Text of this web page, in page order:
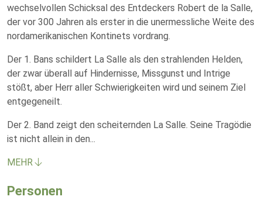
wechselvollen Schicksal des Entdeckers Robert de la Salle,
der vor 300 Jahren als erster in die unermessliche Weite des
nordamerikanischen Kontinets vordrang.
Der 1. Bans schildert La Salle als den strahlenden Helden,
der zwar überall auf Hindernisse, Missgunst und Intrige
stößt, aber Herr aller Schwierigkeiten wird und seinem Ziel
entgegeneilt.
Der 2. Band zeigt den scheiternden La Salle. Seine Tragödie
ist nicht allein in den...
MEHR
Personen